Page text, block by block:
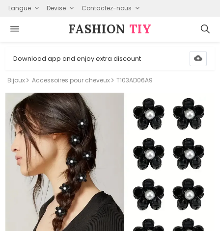
Langue Devise Contactez-nous
FASHION⁠ TIY
Download app and enjoy extra discount
Bijoux Accessoires pour cheveux T103AD06A9